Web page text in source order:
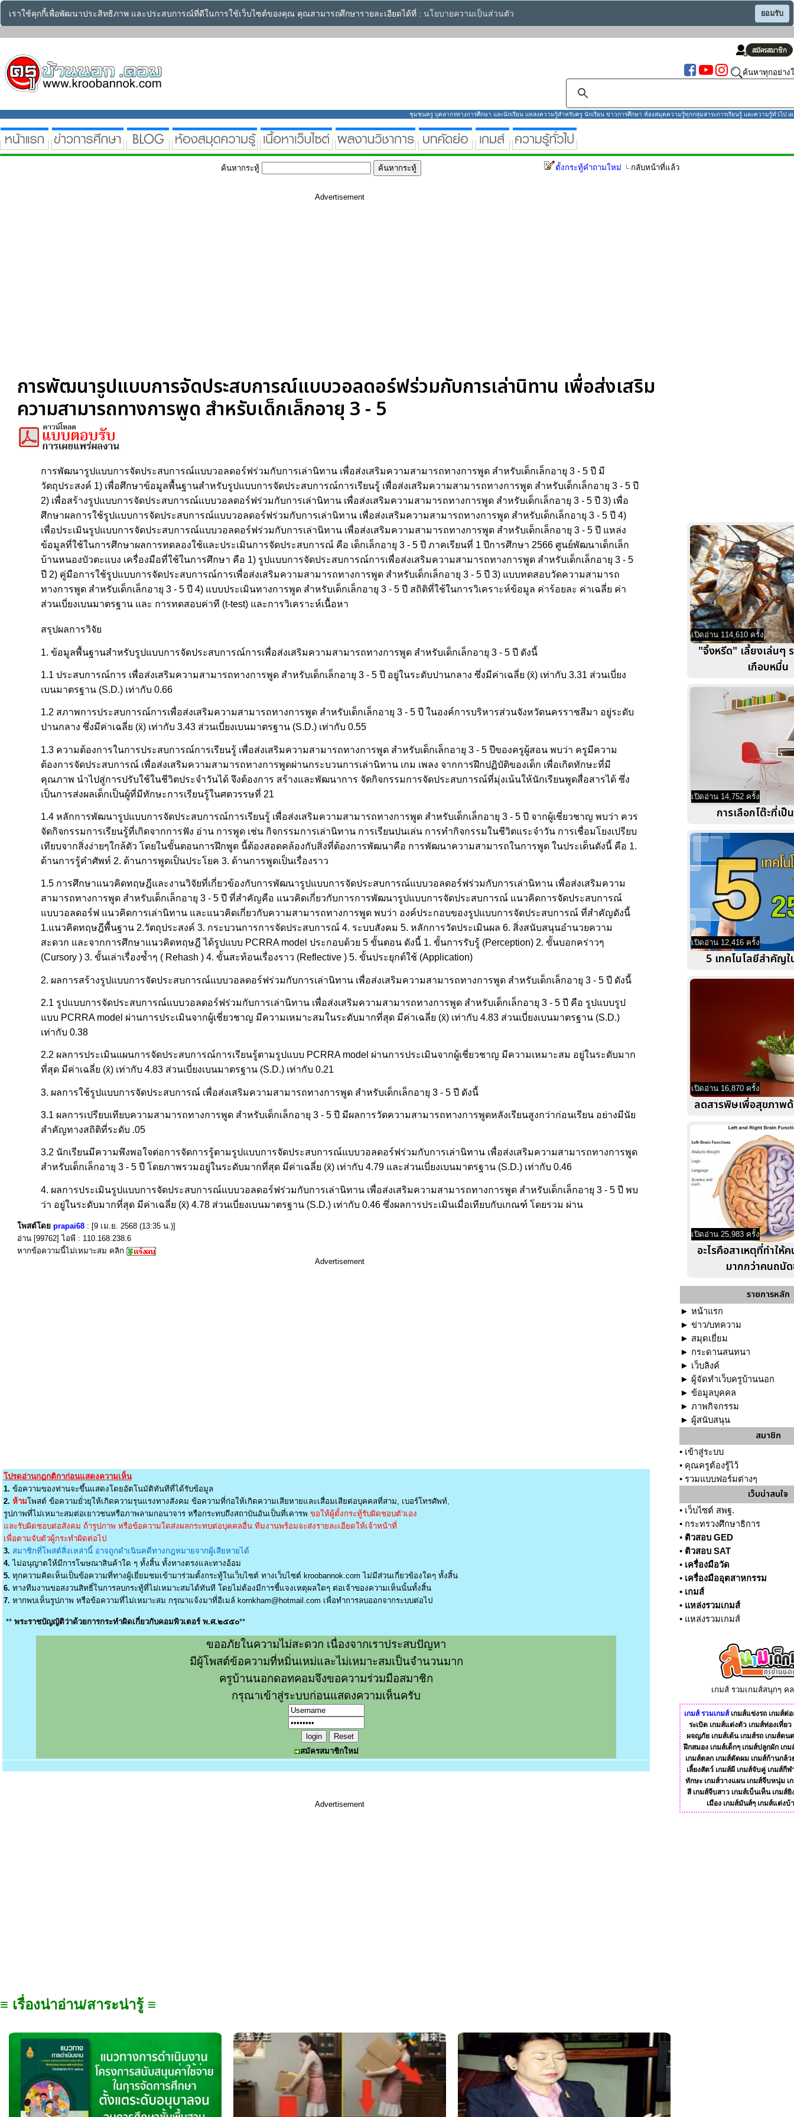
เราใช้คุกกี้เพื่อพัฒนาประสิทธิภาพ และประสบการณ์ที่ดีในการใช้เว็บไซต์ของคุณ คุณสามารถศึกษารายละเอียดได้ที่ : นโยบายความเป็นส่วนตัว ยอมรับ
ค้นหาทุกอย่าง
ชุมชนครู บุคลากรทางการศึกษา และนักเรียน แหล่งความรู้สำหรับครู นักเรียน ข่าวการศึกษา ห้องสมุดความรู้ทุกกลุ่มสาระการเรียนรู้ และความรู้ทั่วไป เ
ค้นหากระทู้ ตั้งกระทู้คำถามใหม่ กลับหน้าที่แล้ว
Advertisement
การพัฒนารูปแบบการจัดประสบการณ์แบบวอลดอร์ฟร่วมกับการเล่านิทาน เพื่อส่งเสริม
ความสามารถทางการพูด สำหรับเด็กเล็กอายุ 3 - 5
การพัฒนารูปแบบการจัดประสบการณ์แบบวอลดอร์ฟร่วมกับการเล่านิทาน เพื่อส่งเสริมความสามารถทางการพูด สำหรับเด็กเล็กอายุ 3 - 5 ปี มี
วัตถุประสงค์ 1) เพื่อศึกษาข้อมูลพื้นฐานสำหรับรูปแบบการจัดประสบการณ์การเรียนรู้ เพื่อส่งเสริมความสามารถทางการพูด สำหรับเด็กเล็กอายุ 3 - 5 ปี
2) เพื่อสร้างรูปแบบการจัดประสบการณ์แบบวอลดอร์ฟร่วมกับการเล่านิทาน เพื่อส่งเสริมความสามารถทางการพูด สำหรับเด็กเล็กอายุ 3 - 5 ปี 3) เพื่อ
ศึกษาผลการใช้รูปแบบการจัดประสบการณ์แบบวอลดอร์ฟร่วมกับการเล่านิทาน เพื่อส่งเสริมความสามารถทางการพูด สำหรับเด็กเล็กอายุ 3 - 5 ปี 4)
เพื่อประเมินรูปแบบการจัดประสบการณ์แบบวอลดอร์ฟร่วมกับการเล่านิทาน เพื่อส่งเสริมความสามารถทางการพูด สำหรับเด็กเล็กอายุ 3 - 5 ปี แหล่ง
ข้อมูลที่ใช้ในการศึกษาผลการทดลองใช้และประเมินการจัดประสบการณ์ คือ เด็กเล็กอายุ 3 - 5 ปี ภาคเรียนที่ 1 ปีการศึกษา 2566 ศูนย์พัฒนาเด็กเล็ก
บ้านหนองบัวตะแบง เครื่องมือที่ใช้ในการศึกษา คือ 1) รูปแบบการจัดประสบการณ์การเพื่อส่งเสริมความสามารถทางการพูด สำหรับเด็กเล็กอายุ 3 - 5
ปี 2) คู่มือการใช้รูปแบบการจัดประสบการณ์การเพื่อส่งเสริมความสามารถทางการพูด สำหรับเด็กเล็กอายุ 3 - 5 ปี 3) แบบทดสอบวัดความสามารถ
ทางการพูด สำหรับเด็กเล็กอายุ 3 - 5 ปี 4) แบบประเมินทางการพูด สำหรับเด็กเล็กอายุ 3 - 5 ปี สถิติที่ใช้ในการวิเคราะห์ข้อมูล ค่าร้อยละ ค่าเฉลี่ย ค่า
ส่วนเบี่ยงเบนมาตรฐาน และ การทดสอบค่าที (t-test) และการวิเคราะห์เนื้อหา
สรุปผลการวิจัย
1. ข้อมูลพื้นฐานสำหรับรูปแบบการจัดประสบการณ์การเพื่อส่งเสริมความสามารถทางการพูด สำหรับเด็กเล็กอายุ 3 - 5 ปี ดังนี้
1.1 ประสบการณ์การ เพื่อส่งเสริมความสามารถทางการพูด สำหรับเด็กเล็กอายุ 3 - 5 ปี อยู่ในระดับปานกลาง ซึ่งมีค่าเฉลี่ย (x̄) เท่ากับ 3.31 ส่วนเบี่ยง
เบนมาตรฐาน (S.D.) เท่ากับ 0.66
1.2 สภาพการประสบการณ์การเพื่อส่งเสริมความสามารถทางการพูด สำหรับเด็กเล็กอายุ 3 - 5 ปี ในองค์การบริหารส่วนจังหวัดนครราชสีมา อยู่ระดับ
ปานกลาง ซึ่งมีค่าเฉลี่ย (x̄) เท่ากับ 3.43 ส่วนเบี่ยงเบนมาตรฐาน (S.D.) เท่ากับ 0.55
1.3 ความต้องการในการประสบการณ์การเรียนรู้ เพื่อส่งเสริมความสามารถทางการพูด สำหรับเด็กเล็กอายุ 3 - 5 ปีของครูผู้สอน พบว่า ครูมีความ
ต้องการจัดประสบการณ์ เพื่อส่งเสริมความสามารถทางการพูดผ่านกระบวนการเล่านิทาน เกม เพลง จากการฝึกปฏิบัติของเด็ก เพื่อเกิดทักษะที่มี
คุณภาพ นำไปสู่การปรับใช้ในชีวิตประจำวันได้ จึงต้องการ สร้างและพัฒนาการ จัดกิจกรรมการจัดประสบการณ์ที่มุ่งเน้นให้นักเรียนพูดสื่อสารได้ ซึ่ง
เป็นการส่งผลเด็กเป็นผู้ที่มีทักษะการเรียนรู้ในศตวรรษที่ 21
1.4 หลักการพัฒนารูปแบบการจัดประสบการณ์การเรียนรู้ เพื่อส่งเสริมความสามารถทางการพูด สำหรับเด็กเล็กอายุ 3 - 5 ปี จากผู้เชี่ยวชาญ พบว่า ควร
จัดกิจกรรมการเรียนรู้ที่เกิดจากการฟัง อ่าน การพูด เช่น กิจกรรมการเล่านิทาน การเรียนปนเล่น การทำกิจกรรมในชีวิตแระจำวัน การเชื่อมโยงเปรียบ
เทียบจากสิ่งง่ายๆใกล้ตัว โดยในขั้นตอนการฝึกพูด นี้ต้องสอดคล้องกับสิ่งที่ต้องการพัฒนาคือ การพัฒนาความสามารถในการพูด ในประเด็นดังนี้ คือ 1.
ด้านการรู้คำศัพท์ 2. ด้านการพูดเป็นประโยค 3. ด้านการพูดเป็นเรื่องราว
1.5 การศึกษาแนวคิดทฤษฎีและงานวิจัยที่เกี่ยวข้องกับการพัฒนารูปแบบการจัดประสบการณ์แบบวอลดอร์ฟร่วมกับการเล่านิทาน เพื่อส่งเสริมความ
สามารถทางการพูด สำหรับเด็กเล็กอายุ 3 - 5 ปี ที่สำคัญคือ แนวคิดเกี่ยวกับการการพัฒนารูปแบบการจัดประสบการณ์ แนวคิดการจัดประสบการณ์
แบบวอลดอร์ฟ แนวคิดการเล่านิทาน และแนวคิดเกี่ยวกับความสามารถทางการพูด พบว่า องค์ประกอบของรูปแบบการจัดประสบการณ์ ที่สำคัญดังนี้
1.แนวคิดทฤษฎีพื้นฐาน 2.วัตถุประสงค์ 3. กระบวนการการจัดประสบการณ์ 4. ระบบสังคม 5. หลักการวัดประเมินผล 6. สิ่งสนับสนุนอำนวยความ
สะดวก และจากการศึกษาแนวคิดทฤษฎี ได้รูปแบบ PCRRA model ประกอบด้วย 5 ขั้นตอน ดังนี้ 1. ขั้นการรับรู้ (Perception) 2. ขั้นบอกคร่าวๆ
(Cursory ) 3. ขั้นเล่าเรื่องซ้ำๆ ( Rehash ) 4. ขั้นสะท้อนเรื่องราว (Reflective ) 5. ขั้นประยุกต์ใช้ (Application)
2. ผลการสร้างรูปแบบการจัดประสบการณ์แบบวอลดอร์ฟร่วมกับการเล่านิทาน เพื่อส่งเสริมความสามารถทางการพูด สำหรับเด็กเล็กอายุ 3 - 5 ปี ดังนี้
2.1 รูปแบบการจัดประสบการณ์แบบวอลดอร์ฟร่วมกับการเล่านิทาน เพื่อส่งเสริมความสามารถทางการพูด สำหรับเด็กเล็กอายุ 3 - 5 ปี คือ รูปแบบรูป
แบบ PCRRA model ผ่านการประเมินจากผู้เชี่ยวชาญ มีความเหมาะสมในระดับมากที่สุด มีค่าเฉลี่ย (x̄) เท่ากับ 4.83 ส่วนเบี่ยงเบนมาตรฐาน (S.D.)
เท่ากับ 0.38
2.2 ผลการประเมินแผนการจัดประสบการณ์การเรียนรู้ตามรูปแบบ PCRRA model ผ่านการประเมินจากผู้เชี่ยวชาญ มีความเหมาะสม อยู่ในระดับมาก
ที่สุด มีค่าเฉลี่ย (x̄) เท่ากับ 4.83 ส่วนเบี่ยงเบนมาตรฐาน (S.D.) เท่ากับ 0.21
3. ผลการใช้รูปแบบการจัดประสบการณ์ เพื่อส่งเสริมความสามารถทางการพูด สำหรับเด็กเล็กอายุ 3 - 5 ปี ดังนี้
3.1 ผลการเปรียบเทียบความสามารถทางการพูด สำหรับเด็กเล็กอายุ 3 - 5 ปี มีผลการวัดความสามารถทางการพูดหลังเรียนสูงกว่าก่อนเรียน อย่างมีนัย
สำคัญทางสถิติที่ระดับ .05
3.2 นักเรียนมีความพึงพอใจต่อการจัดการรู้ตามรูปแบบการจัดประสบการณ์แบบวอลดอร์ฟร่วมกับการเล่านิทาน เพื่อส่งเสริมความสามารถทางการพูด
สำหรับเด็กเล็กอายุ 3 - 5 ปี โดยภาพรวมอยู่ในระดับมากที่สุด มีค่าเฉลี่ย (x̄) เท่ากับ 4.79 และส่วนเบี่ยงเบนมาตรฐาน (S.D.) เท่ากับ 0.46
4. ผลการประเมินรูปแบบการจัดประสบการณ์แบบวอลดอร์ฟร่วมกับการเล่านิทาน เพื่อส่งเสริมความสามารถทางการพูด สำหรับเด็กเล็กอายุ 3 - 5 ปี พบ
ว่า อยู่ในระดับมากที่สุด มีค่าเฉลี่ย (x̄) 4.78 ส่วนเบี่ยงเบนมาตรฐาน (S.D.) เท่ากับ 0.46 ซึ่งผลการประเมินเมื่อเทียบกับเกณฑ์ โดยรวม ผ่าน
โพสต์โดย prapai68 : [9 เม.ย. 2568 (13:35 น.)]
อ่าน [99762] ไอพี : 110.168.238.6
หากข้อความนี้ไม่เหมาะสม คลิก
Advertisement
โปรดอ่านกฎกติกาก่อนแสดงความเห็น
1. ข้อความของท่านจะขึ้นแสดงโดยอัตโนมัติทันทีที่ได้รับข้อมูล
2. ห้ามโพสต์ ข้อความยั่วยุให้เกิดความรุนแรงทางสังคม ข้อความที่ก่อให้เกิดความเสียหายและเสื่อมเสียต่อบุคคลที่สาม, เบอร์โทรศัพท์,
รูปภาพที่ไม่เหมาะสมต่อเยาวชนหรือภาพลามกอนาจาร หรือกระทบถึงสถาบันอันเป็นที่เคารพ ขอให้ผู้ตั้งกระทู้รับผิดชอบตัวเอง
และรับผิดชอบต่อสังคม ถ้ารูปภาพ หรือข้อความใดส่งผลกระทบต่อบุคคลอื่น ทีมงานพร้อมจะส่งรายละเอียดให้เจ้าหน้าที่
เพื่อตามจับตัวผู้กระทำผิดต่อไป
3. สมาชิกที่โพสต์สิ่งเหล่านี้ อาจถูกดำเนินคดีทางกฎหมายจากผู้เสียหายได้
4. ไม่อนุญาตให้มีการโฆษณาสินค้าใด ๆ ทั้งสิ้น ทั้งทางตรงและทางอ้อม
5. ทุกความคิดเห็นเป็นข้อความที่ทางผู้เยี่ยมชมเข้ามาร่วมตั้งกระทู้ในเว็บไซต์ ทางเว็บไซต์ kroobannok.com ไม่มีส่วนเกี่ยวข้องใดๆ ทั้งสิ้น
6. ทางทีมงานขอสงวนสิทธิ์ในการลบกระทู้ที่ไม่เหมาะสมได้ทันที โดยไม่ต้องมีการชี้แจงเหตุผลใดๆ ต่อเจ้าของความเห็นนั้นทั้งสิ้น
7. หากพบเห็นรูปภาพ หรือข้อความที่ไม่เหมาะสม กรุณาแจ้งมาที่อีเมล์ kornkham@hotmail.com เพื่อทำการลบออกจากระบบต่อไป
** พระราชบัญญัติว่าด้วยการกระทำผิดเกี่ยวกับคอมพิวเตอร์ พ.ศ.๒๕๕๐**
ขออภัยในความไม่สะดวก เนื่องจากเราประสบปัญหา
มีผู้โพสต์ข้อความที่หมิ่นเหม่และไม่เหมาะสมเป็นจำนวนมาก
ครูบ้านนอกดอทคอมจึงขอความร่วมมือสมาชิก
กรุณาเข้าสู่ระบบก่อนแสดงความเห็นครับ
สมัครสมาชิกใหม่
Advertisement
≡ เรื่องน่าอ่าน/สาระน่ารู้ ≡
เปิดอ่าน 114,610 ครั้ง
"จิ้งหรีด" เลี้ยงเล่นๆ
เกือบหมื่น
เปิดอ่าน 14,752 ครั้ง
การเลือกโต๊ะที่เ
เปิดอ่าน 12,416 ครั้ง
5 เทคโนโลยีสำคัญ
เปิดอ่าน 16,870 ครั้ง
ลดสารพิษเพื่อสุขภาพ
เปิดอ่าน 25,983 ครั้ง
อะไรคือสาเหตุที่ทำให้
มากกว่าคนถนั
รายการหลัก
► หน้าแรก
► ข่าว/บทความ
► สมุดเยี่ยม
► กระดานสนทนา
► เว็บลิงค์
► ผู้จัดทำเว็บครูบ้านนอก
► ข้อมูลบุคคล
► ภาพกิจกรรม
► ผู้สนับสนุน
สมาชิก
• เข้าสู่ระบบ
• คุณครูต้องรู้ไว้
• รวมแบบฟอร์มต่างๆ
เว็บน่าสนใจ
• เว็บไซต์ สพฐ.
• กระทรวงศึกษาธิการ
• ติวสอบ GED
• ติวสอบ SAT
• เครื่องมือวัด
• เครื่องมืออุตสาหกรรม
• เกมส์
• แหล่งรวมเกมส์
• แหล่งรวมเกมส์
เกมส์ รวมเกมส์สนุกๆ ค
เกมส์ รวมเกมส์ เกมส์แข่งรถ เกมส์ต่อ
ระเบิด เกมส์แต่งตัว เกมส์ท่องเที่ยว
ผจญภัย เกมส์เต้น เกมส์รถ เกมส์ดน
ฝึกสมอง เกมส์เด็กๆ เกมส์ปลูกผัก เก
เกมส์ตลก เกมส์ตัดผม เกมส์ก้านกล้ว
เลี้ยงสัตว์ เกมส์ผี เกมส์จับคู่ เกมส์กีฬ
ทักษะ เกมส์วางแผน เกมส์จีบหนุ่ม เ
สี เกมส์จีบสาว เกมส์เบ็นเท็น เกมส์ยิ
เมือง เกมส์มันส์ๆ เกมส์แต่งบ้